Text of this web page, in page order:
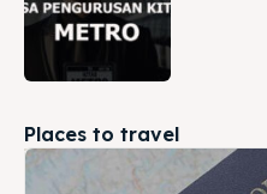
Places to travel